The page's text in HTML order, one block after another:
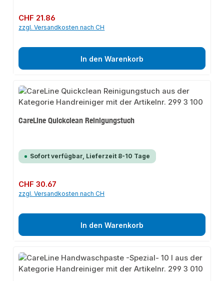
Regulärer Preis:
CHF 21.86
zzgl. Versandkosten nach CH
In den Warenkorb
CareLine Quickclean Reinigungstuch
Sofort verfügbar, Lieferzeit 8-10 Tage
Regulärer Preis:
CHF 30.67
zzgl. Versandkosten nach CH
In den Warenkorb